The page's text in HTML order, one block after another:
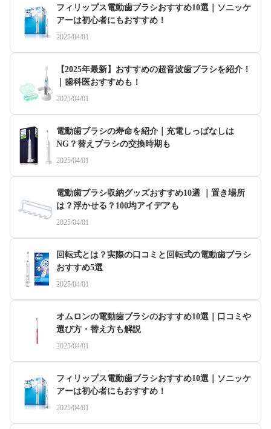
フィリップス電動歯ブラシおすすめ10選｜ソニッケ
アーは初心者にもおすすめ！
2025/04/01
【2025年最新】おすすめの超音波歯ブラシを紹介！
｜歯科医おすすめも！
2025/04/01
電動歯ブラシの寿命を紹介｜充電しっぱなしは
NG？替えブラシの交換時期も
2025/04/01
電動歯ブラシ収納グッズおすすめ10選 ｜置き場所
は？浮かせる？100均アイデアも
2025/04/01
回転式とは？実際の口コミと回転式の電動歯ブラシ
おすすめ5選
2025/04/01
オムロンの電動歯ブラシのおすすめ10選｜口コミや
選び方・替え方も解説
2025/04/01
フィリップス電動歯ブラシおすすめ10選｜ソニッケ
アーは初心者にもおすすめ！
2025/04/01